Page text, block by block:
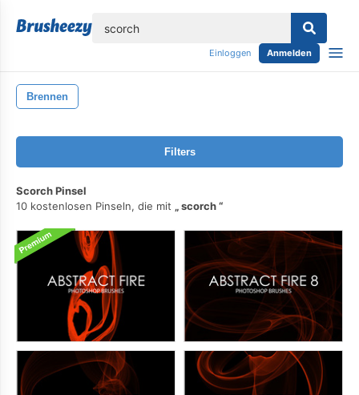
Einloggen Anmelden
Brennen
Filters
Scorch Pinsel
10 kostenlosen Pinseln, die mit
scorch